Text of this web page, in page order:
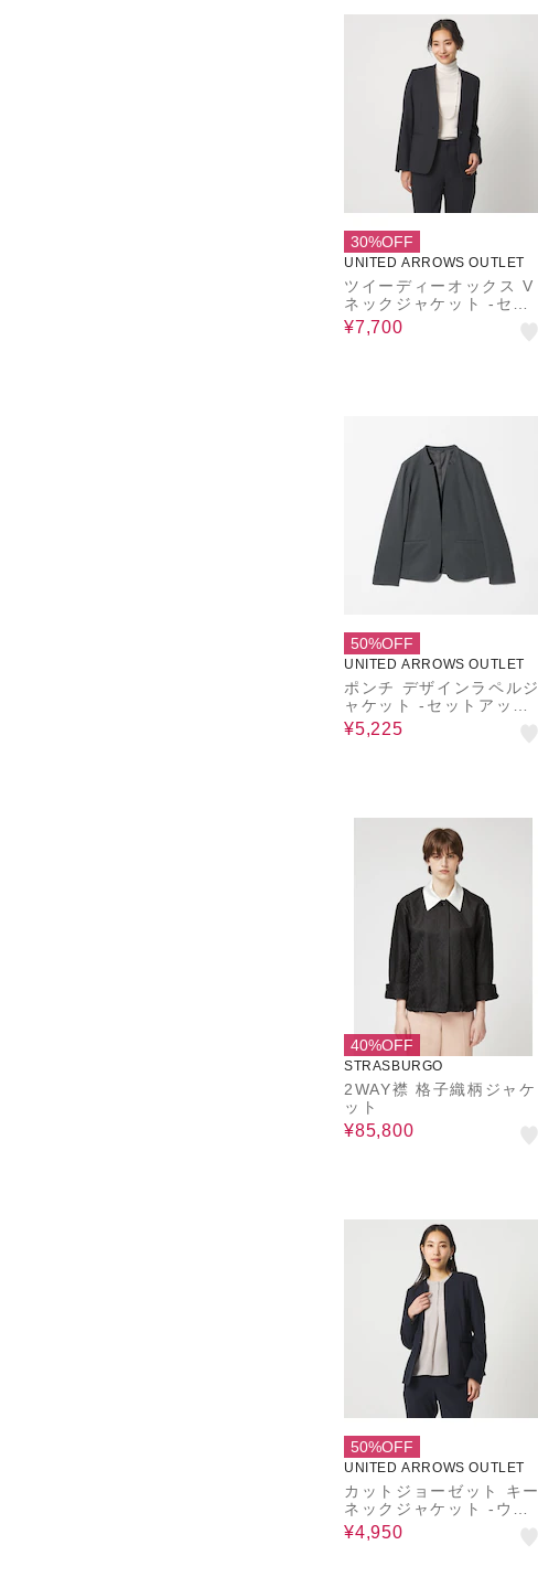
30%OFF
UNITED ARROWS OUTLET
ツイーディーオックス V
ネックジャケット ‐セッ
トアップ対応・ウォッシ
ャブル‐ ＜A DAY IN TH
¥7,700
50%OFF
UNITED ARROWS OUTLET
ポンチ デザインラペルジ
ャケット ‐セットアップ
対応・ウォッシャブル‐＜
A DAY IN THE LIFE＞
¥5,225
40%OFF
STRASBURGO
2WAY襟 格子織柄ジャケ
ット
¥85,800
50%OFF
UNITED ARROWS OUTLET
カットジョーゼット キー
ネックジャケット ‐ウォ
ッシャブル・セットアッ
プ対応‐＜A DAY IN THE
¥4,950